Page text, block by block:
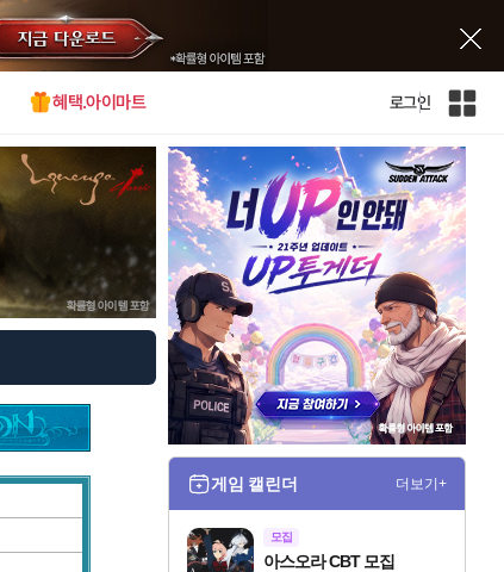
혜택.아이마트 로그인
인
전
사
이
트
게임 캘린더 더보기+
모집
아스오라 CBT 모집